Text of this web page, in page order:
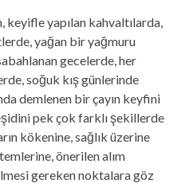
keyifle yapılan kahvaltılarda,
yağan bir yağmuru
gecelerde, her
soğuk kış günlerinde
demlenen bir çayın keyfini
pek çok farklı şekillerde
kökenine, sağlık üzerine
önerilen alım
gereken noktalara göz